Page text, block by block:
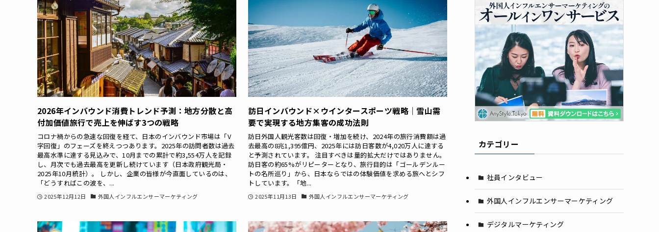
2026年インバウンド消費トレンド予測：地方分散と高
付加価値旅行で売上を伸ばす3つの戦略
コロナ禍からの急速な回復を経て、日本のインバウンド市場は「V
字回復」のフェーズを終えつつあります。2025年の訪問者数は過去
最高水準に達する見込みで、10月までの累計で約3,554万人を記録
し、月次でも過去最高を更新し続けています（日本政府観光局・
2025年10月統計）。 しかし、企業の皆様が今直面しているのは、
「どうすればこの波を、...
2025年12月12日 外国人インフルエンサーマーケティング
訪日インバウンド×ウインタースポーツ戦略｜雪山需
要で実現する地方集客の成功法則
訪日外国人観光客数は回復・増加を続け、2024年の旅行消費額は過
去最高の8兆1,395億円、2025年には訪日客数が4,020万人に達する
と予測されています。 注目すべきは量的拡大だけではありません。
訪日客の約65%がリピーターとなり、旅行目的は「ゴールデンルー
トの名所巡り」から、日本ならではの体験価値を求める旅へとシフ
トしています。「地...
2025年11月13日 外国人インフルエンサーマーケティング
カテゴリー
社員インタビュー
外国人インフルエンサーマーケティング
デジタルマーケティング